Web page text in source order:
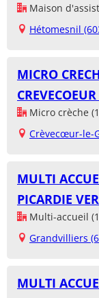
Maison
Hétomesnil
MICRO
Micro crèche
Crèvecœur-le-
MULTI
PICARDIE
Multi-accueil
Grandvilliers
MULTI